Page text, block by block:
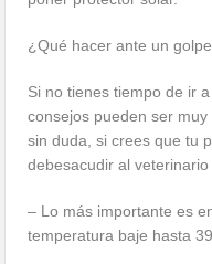
¿Qué hacer ante un
Si no tienes tiempo de ir
consejos pueden ser
sin duda, si crees que tu
debesacudir al veterinario
– Lo más importante es
temperatura baje hasta